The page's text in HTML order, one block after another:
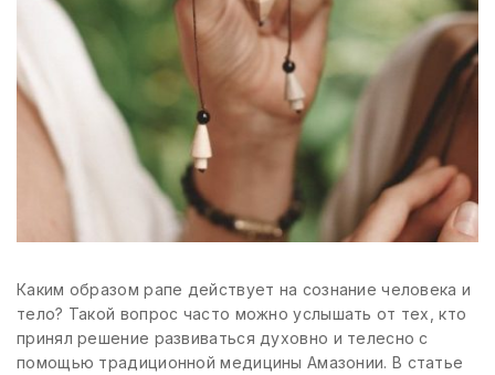
Каким образом рапе действует на сознание человека и
тело? Такой вопрос часто можно услышать от тех, кто
принял решение развиваться духовно и телесно с
помощью традиционной медицины Амазонии. В статье